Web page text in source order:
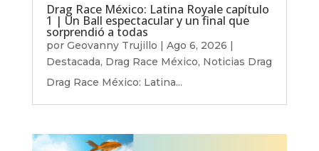
Drag Race México: Latina Royale capítulo
1 | Un Ball espectacular y un final que
sorprendió a todas
por Geovanny Trujillo | Ago 6, 2026 |
Destacada, Drag Race México, Noticias Drag
Drag Race México: Latina...